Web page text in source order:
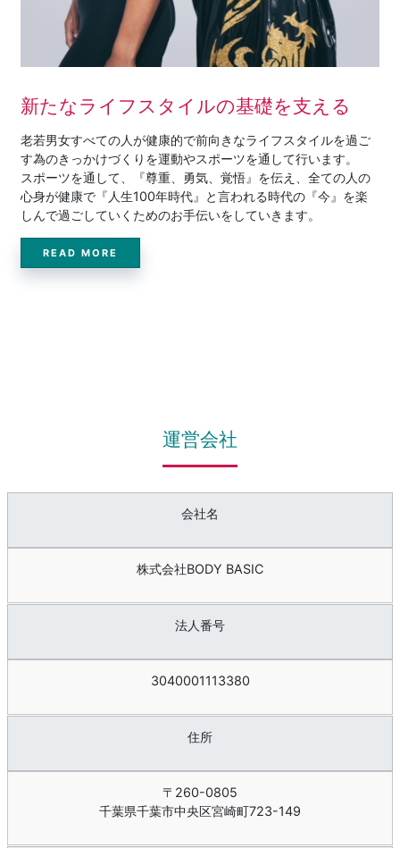
新たなライフスタイルの基礎を支える
老若男女すべての人が健康的で前向きなライフスタイルを過ご
す為のきっかけづくりを運動やスポーツを通して行います。
スポーツを通して、『尊重、勇気、覚悟』を伝え、全ての人の
心身が健康で『人生100年時代』と言われる時代の『今』を楽
しんで過ごしていくためのお手伝いをしていきます。
READ MORE
運営会社
会社名
株式会社BODY BASIC
法人番号
3040001113380
住所
〒260-0805
千葉県千葉市中央区宮崎町723-149